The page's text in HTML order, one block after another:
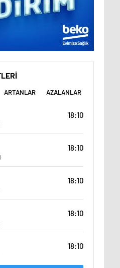
ARTANLAR AZALANLAR
18:10
18:10
18:10
18:10
18:10